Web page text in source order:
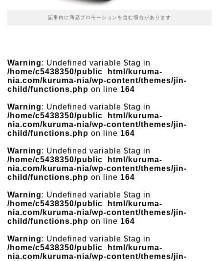
記事内に商品プロモーションを含む場合があります
Warning: Undefined variable $tag in
/home/c5438350/public_html/kuruma-
nia.com/kuruma-nia/wp-content/themes/jin-
child/functions.php on line 164
Warning: Undefined variable $tag in
/home/c5438350/public_html/kuruma-
nia.com/kuruma-nia/wp-content/themes/jin-
child/functions.php on line 164
Warning: Undefined variable $tag in
/home/c5438350/public_html/kuruma-
nia.com/kuruma-nia/wp-content/themes/jin-
child/functions.php on line 164
Warning: Undefined variable $tag in
/home/c5438350/public_html/kuruma-
nia.com/kuruma-nia/wp-content/themes/jin-
child/functions.php on line 164
Warning: Undefined variable $tag in
/home/c5438350/public_html/kuruma-
nia.com/kuruma-nia/wp-content/themes/jin-